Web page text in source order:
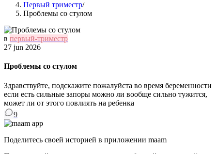
Первый триместр/
Проблемы со стулом
в первый-триместр
27 jun 2026
Проблемы со стулом
Здравствуйте, подскажите пожалуйста во время беременности
если есть сильные запоры можно ли вообще сильно тужится,
может ли от этого повлиять на ребенка
9
Поделитесь своей историей в приложении maam